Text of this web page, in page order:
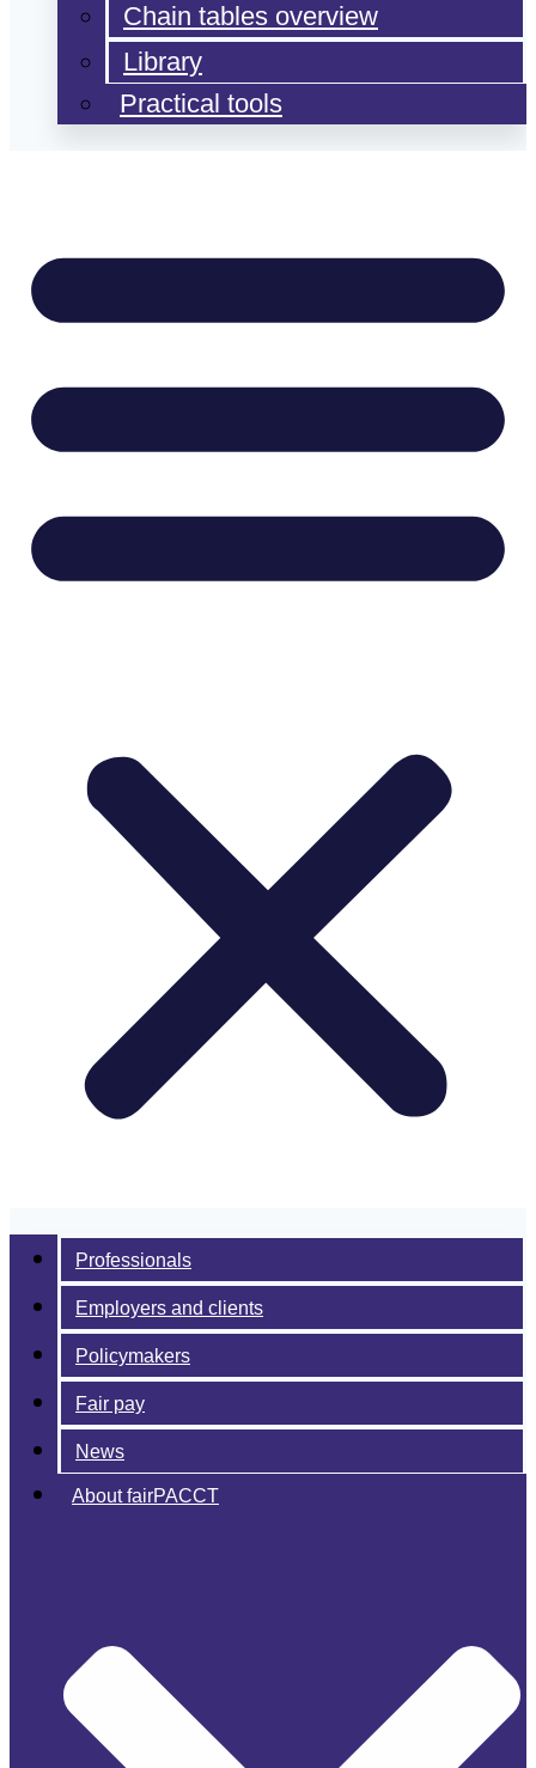
Chain tables overview
Library
Practical tools
Professionals
Employers and clients
Policymakers
Fair pay
News
About fairPACCT